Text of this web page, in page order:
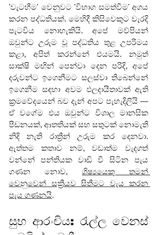
'වැටහීම' වෙනුවට 'විභාග සමත්වීම' අගය
කරන පද්ධතියක්. මෙහිදී කිසිවෙකුට වැරදි
පැටවිය නොහැකියි. අපේ මව්පියන්
ඔවුන්ට උරුම වූ පද්ධතිය තුළ උපරිමය
කළා, අපිත් කරන්නේ එයමයි. නමුත්
සාක්ෂි මඟින් පෙන්වා දෙන පරිදි, අපේ
දරුවන්ට ඉගෙනීමට සලස්වා තිබෙන්නේ
ඉගෙනීම සඳහා අවම ඵලදායීතාවක් ඇති
ක්‍රමවේදයෙන් බව දැන් අපට පැහැදිලියි —
ඒ වගේම එය ඔවුන්ට විශාල මානසික
පීඩනයක්, ආතතියක් සහ සතුටක් නොමැති
නිදි නැති රාත්‍රීන් උරුම කර දෙනවා.
ඇත්තම කතාව නම්, වඩාත්ම වැදගත්
වන්නේ පන්තියක වාඩි වී සිටින පැය
ගණන නොව, ශිෂ්‍යයෙකු තමන්
වෙනුවෙන් සක්‍රීයව සිතීමට වැය කරන
පැය ගණනයි.
සුභ ආරංචිය: රැල්ල වෙනස්